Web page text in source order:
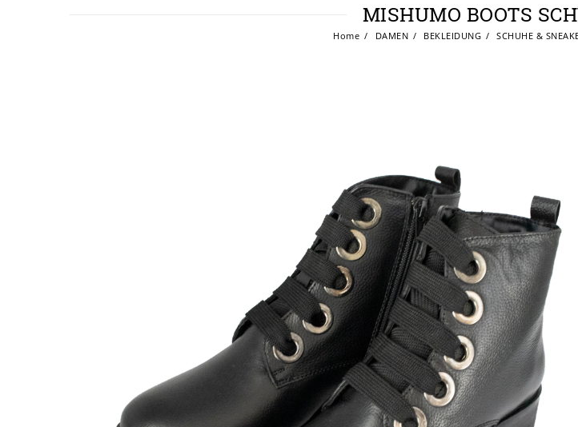
MISHUMO BOOTS
Home DAMEN BEKLEIDUNG SCHUHE &